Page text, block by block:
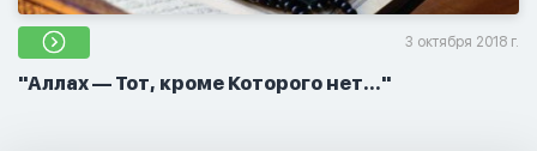
3 октября 2018 г.
"Аллах — Тот, кроме Которого нет..."